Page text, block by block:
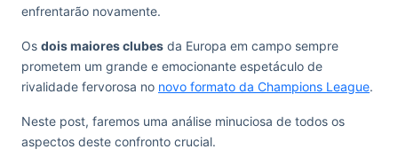
enfrentarão novamente.
Os dois maiores clubes da Europa em campo sempre
prometem um grande e emocionante espetáculo de
rivalidade fervorosa no novo formato da Champions League.
Neste post, faremos uma análise minuciosa de todos os
aspectos deste confronto crucial.